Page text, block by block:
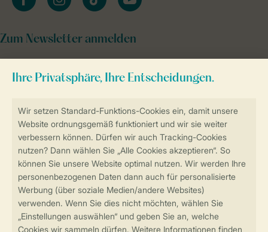
Sicherstellung Deiner Privatsphäre
Sicher und schnell zur Online-Buchung
Sichere Datenübertragung
Sicheres Bezahlen
Zum Newsletter anmelden